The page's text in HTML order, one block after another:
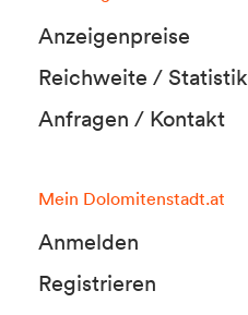
Anzeigenpreise
Reichweite / Statistik
Anfragen / Kontakt
Mein Dolomitenstadt.at
Anmelden
Registrieren